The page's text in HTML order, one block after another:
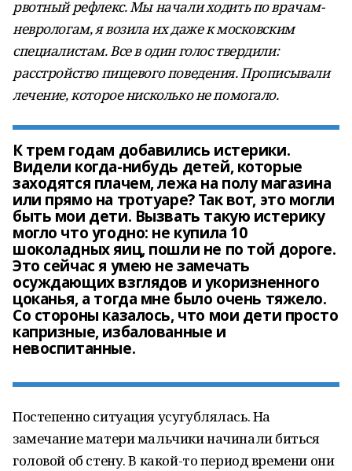
рвотный рефлекс. Мы начали ходить по врачам-
неврологам, я возила их даже к московским
специалистам. Все в один голос твердили:
расстройство пищевого поведения. Прописывали
лечение, которое нисколько не помогало.
К трем годам добавились истерики.
Видели когда-нибудь детей, которые
заходятся плачем, лежа на полу магазина
или прямо на тротуаре? Так вот, это могли
быть мои дети. Вызвать такую истерику
могло что угодно: не купила 10
шоколадных яиц, пошли не по той дороге.
Это сейчас я умею не замечать
осуждающих взглядов и укоризненного
цоканья, а тогда мне было очень тяжело.
Со стороны казалось, что мои дети просто
капризные, избалованные и
невоспитанные.
Постепенно ситуация усугублялась. На
замечание матери мальчики начинали биться
головой об стену. В какой-то период времени они